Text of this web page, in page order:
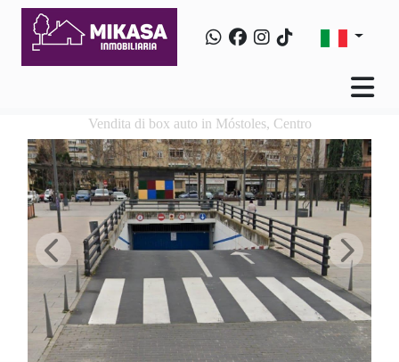
Vendita di box auto in Móstoles, Centro